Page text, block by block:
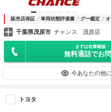
販売店保証 車両状態評価書 グー鑑定
千葉県茂原市 チャンス 茂原店
まずは在庫確認
無料通話でお
今あなたの他に
トヨタ